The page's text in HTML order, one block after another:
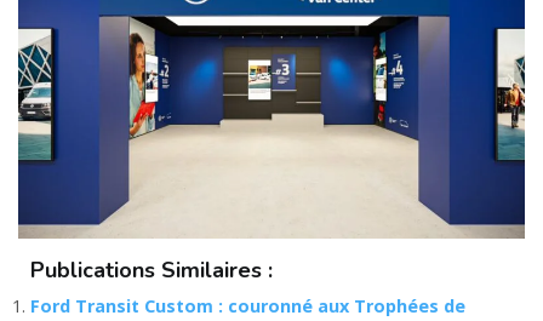
Publications Similaires :
Ford Transit Custom : couronné aux Trophées de